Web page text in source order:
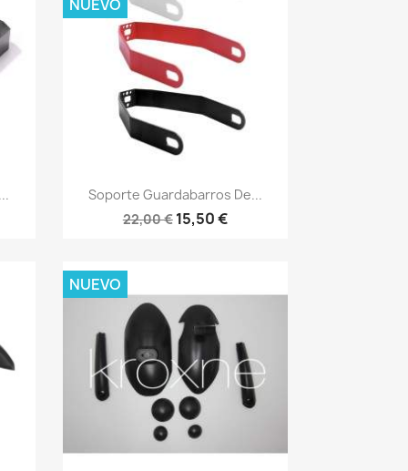
Vista rápida
Soporte Guardabarros De...
22,00 € 15,50 €
NUEVO
NUEVO